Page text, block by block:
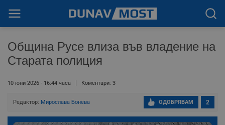
Община Русе влиза във владение на
Старата полиция
10 юни 2026 - 16:44 часа Коментари: 3
Редактор: Мирослава Бонева 2
ОДОБРЯВАМ